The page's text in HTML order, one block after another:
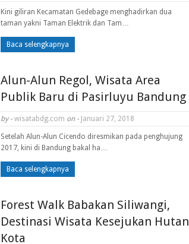
Kini giliran Kecamatan Gedebage menghadirkan dua
taman yakni Taman Elektrik dan Tam…
Baca selengkapnya
Alun-Alun Regol, Wisata Area
Publik Baru di Pasirluyu Bandung
by - wisatabdg.com on - Januari 27, 2018
Setelah Alun-Alun Cicendo diresmikan pada penghujung
2017, kini di Bandung bakal ha…
Baca selengkapnya
Forest Walk Babakan Siliwangi,
Destinasi Wisata Kesejukan Hutan
Kota